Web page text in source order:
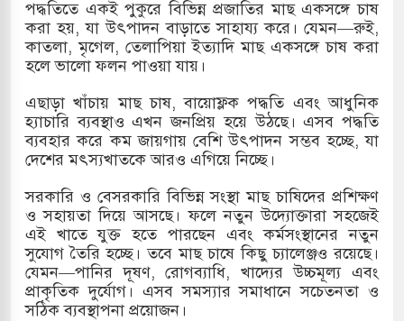
পাহাড়ি ঢলে ফুঁসে উঠেছে তিস্তা
মুক্তির দাবিতে পাকিস্তানজুড়ে পিটিআইয়ের আজ
কোরিয়ার ক্ষেপণাস্ত্র ইউনিট মোতায়েন করা হয়েছে:
পদ্ধতিতে একই পুকুরে বিভিন্ন প্রজাতির মাছ একসঙ্গে চাষ
করা হয়, যা উৎপাদন বাড়াতে সাহায্য করে। যেমন—রুই,
কাতলা, মৃগেল, তেলাপিয়া ইত্যাদি মাছ একসঙ্গে চাষ করা
হলে ভালো ফলন পাওয়া যায়।
এছাড়া খাঁচায় মাছ চাষ, বায়োফ্লক পদ্ধতি এবং আধুনিক
হ্যাচারি ব্যবস্থাও এখন জনপ্রিয় হয়ে উঠছে। এসব পদ্ধতি
ব্যবহার করে কম জায়গায় বেশি উৎপাদন সম্ভব হচ্ছে, যা
দেশের মৎস্যখাতকে আরও এগিয়ে নিচ্ছে।
সরকারি ও বেসরকারি বিভিন্ন সংস্থা মাছ চাষিদের প্রশিক্ষণ
ও সহায়তা দিয়ে আসছে। ফলে নতুন উদ্যোক্তারা সহজেই
এই খাতে যুক্ত হতে পারছেন এবং কর্মসংস্থানের নতুন
সুযোগ তৈরি হচ্ছে। তবে মাছ চাষে কিছু চ্যালেঞ্জও রয়েছে।
যেমন—পানির দূষণ, রোগব্যাধি, খাদ্যের উচ্চমূল্য এবং
প্রাকৃতিক দুর্যোগ। এসব সমস্যার সমাধানে সচেতনতা ও
সঠিক ব্যবস্থাপনা প্রয়োজন।